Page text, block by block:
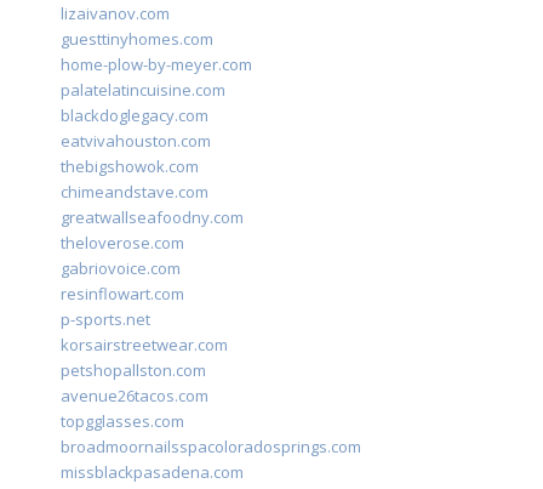
lizaivanov.com
guesttinyhomes.com
home-plow-by-meyer.com
palatelatincuisine.com
blackdoglegacy.com
eatvivahouston.com
thebigshowok.com
chimeandstave.com
greatwallseafoodny.com
theloverose.com
gabriovoice.com
resinflowart.com
p-sports.net
korsairstreetwear.com
petshopallston.com
avenue26tacos.com
topgglasses.com
broadmoornailsspacoloradosprings.com
missblackpasadena.com